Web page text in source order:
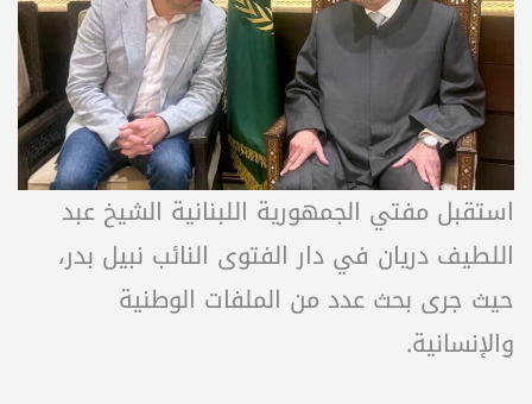
استقبل مفتي الجمهورية اللبنانية الشيخ عبد
اللطيف دريان في دار الفتوى النائب نبيل بدر،
حيث جرى بحث عدد من الملفات الوطنية
والإنسانية.